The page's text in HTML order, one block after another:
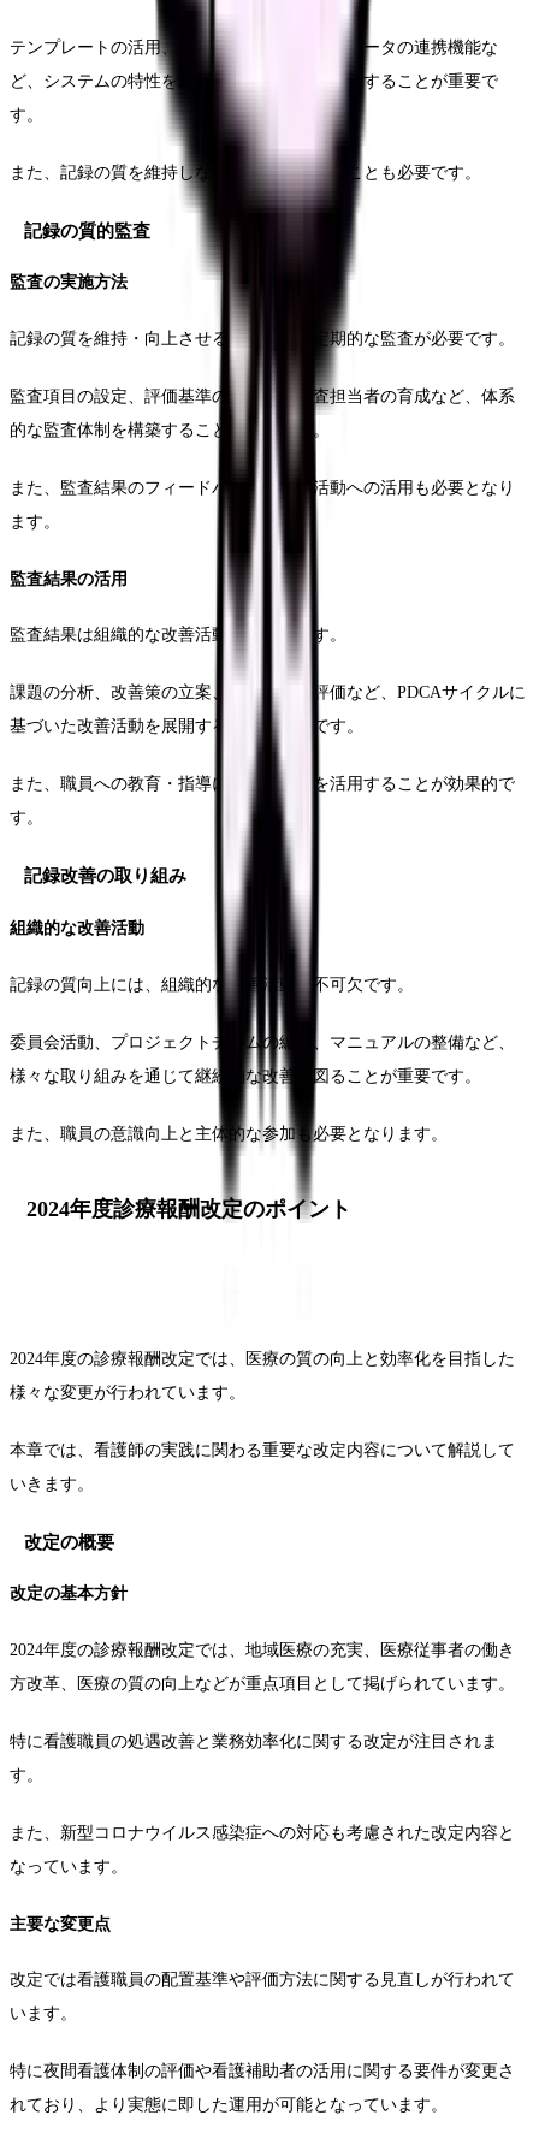
テンプレートの活用、入力支援機能の利用、データの連携機能な
ど、システムの特性を活かした記録方法を工夫することが重要で
す。
また、記録の質を維持しながら効率化を図ることも必要です。
記録の質的監査
監査の実施方法
記録の質を維持・向上させるためには、定期的な監査が必要です。
監査項目の設定、評価基準の明確化、監査担当者の育成など、体系
的な監査体制を構築することが重要です。
また、監査結果のフィードバックと改善活動への活用も必要となり
ます。
監査結果の活用
監査結果は組織的な改善活動に活用します。
課題の分析、改善策の立案、実施状況の評価など、PDCAサイクルに
基づいた改善活動を展開することが重要です。
また、職員への教育・指導にも監査結果を活用することが効果的で
す。
記録改善の取り組み
組織的な改善活動
記録の質向上には、組織的な改善活動が不可欠です。
委員会活動、プロジェクトチームの編成、マニュアルの整備など、
様々な取り組みを通じて継続的な改善を図ることが重要です。
また、職員の意識向上と主体的な参加も必要となります。
2024年度診療報酬改定のポイント
2024年度の診療報酬改定では、医療の質の向上と効率化を目指した
様々な変更が行われています。
本章では、看護師の実践に関わる重要な改定内容について解説して
いきます。
改定の概要
改定の基本方針
2024年度の診療報酬改定では、地域医療の充実、医療従事者の働き
方改革、医療の質の向上などが重点項目として掲げられています。
特に看護職員の処遇改善と業務効率化に関する改定が注目されま
す。
また、新型コロナウイルス感染症への対応も考慮された改定内容と
なっています。
主要な変更点
改定では看護職員の配置基準や評価方法に関する見直しが行われて
います。
特に夜間看護体制の評価や看護補助者の活用に関する要件が変更さ
れており、より実態に即した運用が可能となっています。